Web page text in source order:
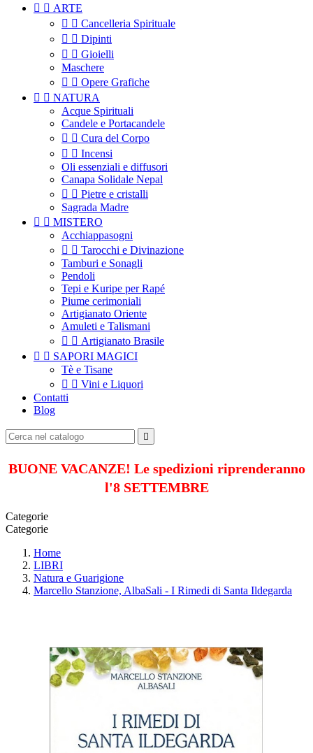
  ARTE
  Cancelleria Spirituale
  Dipinti
  Gioielli
Maschere
  Opere Grafiche
  NATURA
Acque Spirituali
Candele e Portacandele
  Cura del Corpo
  Incensi
Oli essenziali e diffusori
Canapa Solidale Nepal
  Pietre e cristalli
Sagrada Madre
  MISTERO
Acchiappasogni
  Tarocchi e Divinazione
Tamburi e Sonagli
Pendoli
Tepi e Kuripe per Rapé
Piume cerimoniali
Artigianato Oriente
Amuleti e Talismani
  Artigianato Brasile
  SAPORI MAGICI
Tè e Tisane
  Vini e Liquori
Contatti
Blog

BUONE VACANZE! Le spedizioni riprenderanno
l'8 SETTEMBRE
Categorie
Categorie
Home
LIBRI
Natura e Guarigione
Marcello Stanzione, AlbaSali - I Rimedi di Santa Ildegarda